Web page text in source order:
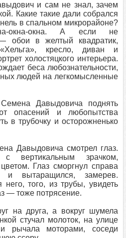
и сам не знал, зачем
Какие такие дали собрался
в спальном микрорайоне?
окна-окна. А если не
обои в желтый квадратик,
кресло, диван и
холостяцкого интерьера.
беса любознательности,
людей на легкомысленные
Давыдовича поднять
опасений и любопытства
в трубочку и осторожненько
Давыдовича смотрел глаз.
вертикальным зрачком,
Глаз сморгнул справа
и вытаращился, замерев.
него, того, из трубы, увидеть
— тоже потрясение.
на друга, а вокруг шумела
стучал молоток, на улице
и рычала моторами, соседи